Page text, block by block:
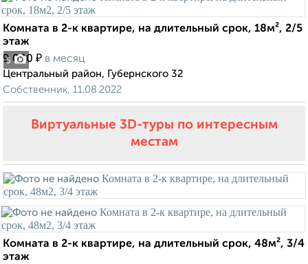
5
Комната в 2-к квартире, на длительный срок, 18м², 2/5
этаж
9 000 ₽ в месяц
Центральный район, Губернского 32
Собственник, 11.08.2022
Виртуальные 3D-туры по интересным
местам
Комната в 2-к квартире, на длительный срок, 48м², 3/4
этаж